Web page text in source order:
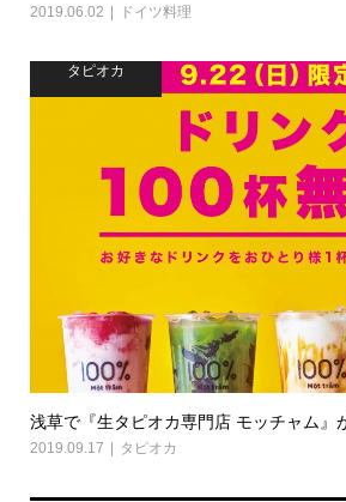
2019.06.02 ドイツ料理
タピオカ
浅草で『生タピオカ専門店 モッチャム』
2019.09.17 タピオカ